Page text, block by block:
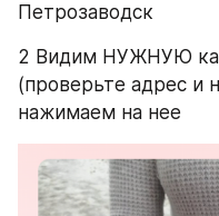
Петрозаводск
2 Видим НУЖНУЮ
(проверьте адрес и
нажимаем на нее